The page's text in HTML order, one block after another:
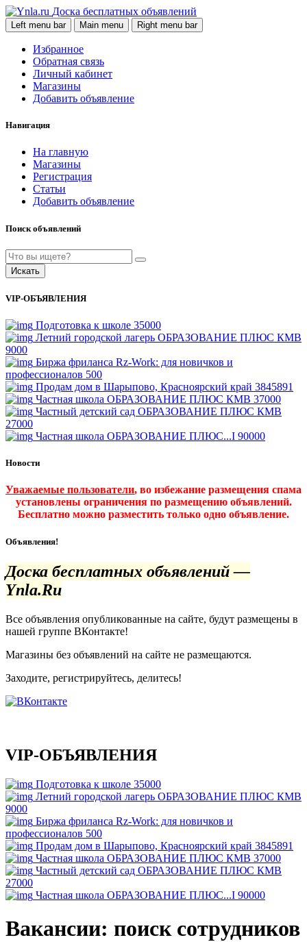
Доска бесплатных объявлений
Left menu bar Main menu Right menu bar
Избранное
Обратная связь
Личный кабинет
Магазины
Добавить объявление
Навигация
На главную
Магазины
Регистрация
Статьи
Добавить объявление
Поиск объявлений
Искать
VIP-ОБЪЯВЛЕНИЯ
Подготовка к школе 35000
Летний городской лагерь ОБРАЗОВАНИЕ ПЛЮС КМВ
9000
Биржа фриланса Rz-Work: для новичков и
профессионалов 500
Продам дом в Шарыпово, Красноярский край 3845891
Частная школа ОБРАЗОВАНИЕ ПЛЮС КМВ 37000
Частный детский сад ОБРАЗОВАНИЕ ПЛЮС КМВ
27000
Частная школа ОБРАЗОВАНИЕ ПЛЮС...I 90000
Новости
Уважаемые пользователи, во избежание размещения спама
установлены ограничения по размещению объявлений.
Бесплатно можно разместить только одно объявление.
Объявления!
Доска бесплатных объявлений —
Ynla.Ru
Все объявления опубликованные на сайте, будут размещены в
нашей группе ВКонтакте!
Магазины без объявлений на сайте не размещаются.
Заходите, регистрируйтесь, делитесь!
VIP-ОБЪЯВЛЕНИЯ
Подготовка к школе 35000
Летний городской лагерь ОБРАЗОВАНИЕ ПЛЮС КМВ
9000
Биржа фриланса Rz-Work: для новичков и
профессионалов 500
Продам дом в Шарыпово, Красноярский край 3845891
Частная школа ОБРАЗОВАНИЕ ПЛЮС КМВ 37000
Частный детский сад ОБРАЗОВАНИЕ ПЛЮС КМВ
27000
Частная школа ОБРАЗОВАНИЕ ПЛЮС...I 90000
Вакансии: поиск сотрудников